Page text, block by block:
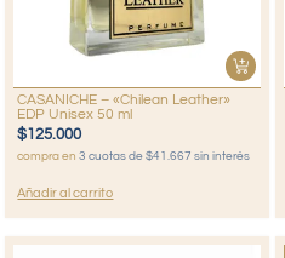
CASANICHE – «Chilean Leather»
EDP Unisex 50 ml
$125.000
compra en3 cuotas de $41.667 sin interés
Añadir al carrito